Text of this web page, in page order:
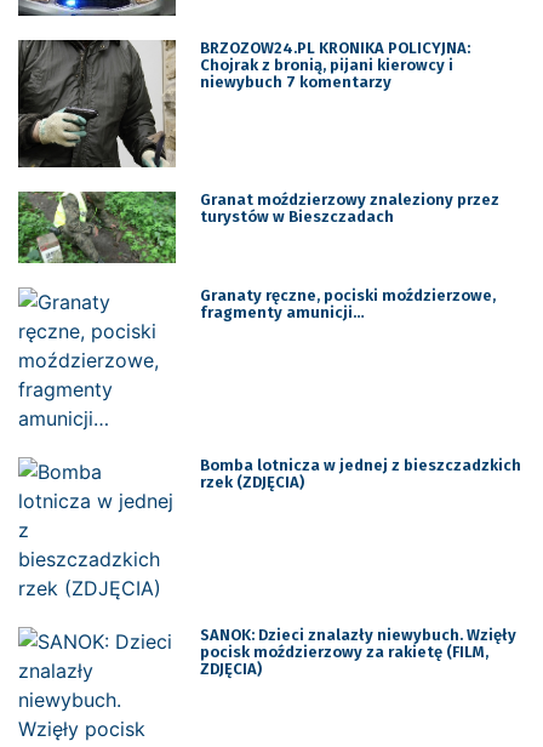
BRZOZOW24.PL KRONIKA POLICYJNA:
Chojrak z bronią, pijani kierowcy i
niewybuch 7 komentarzy
Granat moździerzowy znaleziony przez
turystów w Bieszczadach
Granaty ręczne, pociski moździerzowe,
fragmenty amunicji…
Bomba lotnicza w jednej z bieszczadzkich
rzek (ZDJĘCIA)
SANOK: Dzieci znalazły niewybuch. Wzięły
pocisk moździerzowy za rakietę (FILM,
ZDJĘCIA)